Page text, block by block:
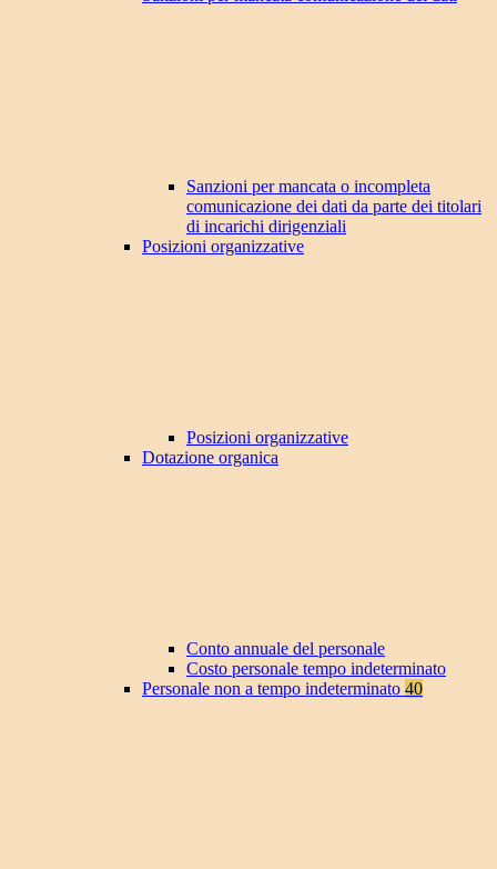
Sanzioni per mancata o incompleta
comunicazione dei dati da parte dei titolari
di incarichi dirigenziali
Posizioni organizzative
Posizioni organizzative
Dotazione organica
Conto annuale del personale
Costo personale tempo indeterminato
Personale non a tempo indeterminato 40